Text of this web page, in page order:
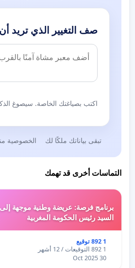
صف التغيير الذي تريد
اكتب بصياغتك الخاصة. سيصوغ
تبقى بياناتك ملكًا لك الخصوصية
التماسات أخرى قد تهمك
برنامج فرصة: عريضة وطنية موجهة إلى
السيد رئيس الحكومة المغربية
1 892 توقيع
1 892 التوقيعات / 12 أشهر
30 Oct 2025